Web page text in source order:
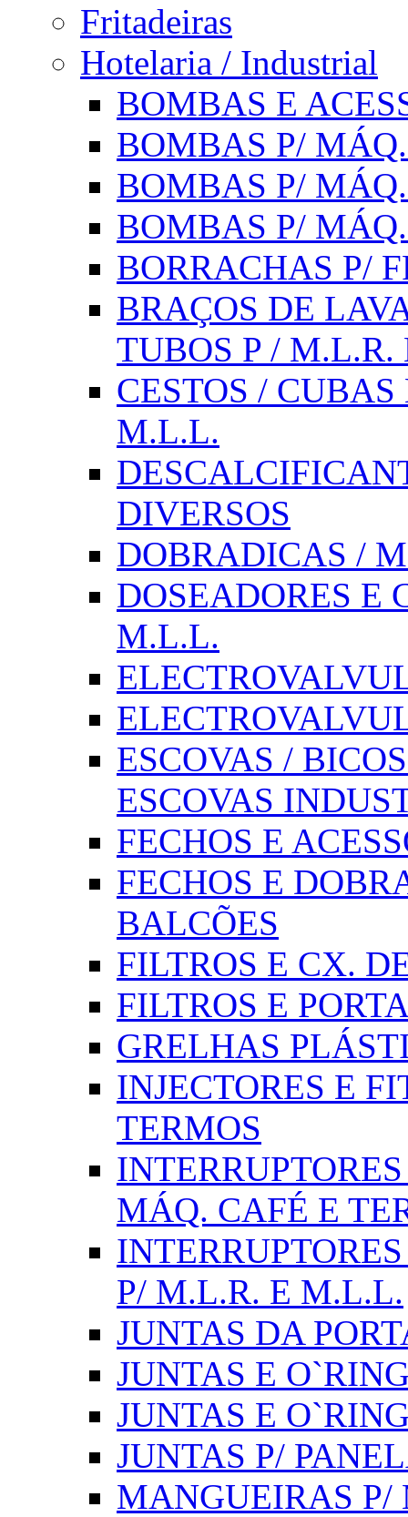
Fritadeiras
Hotelaria / Industrial
BOMBAS E
BOMBAS P/
BOMBAS P/
BOMBAS P/
BORRACHAS P/
BRAÇOS DE
TUBOS P /
CESTOS /
M.L.L.
DIVERSOS
DOBRADICAS /
DOSEADORES E
M.L.L.
ESCOVAS /
ESCOVAS
FECHOS E
FECHOS E
BALCÕES
FILTROS E CX.
FILTROS E
GRELHAS
INJECTORES E
TERMOS
MÁQ. CAFÉ E
P/ M.L.R. E M.L.L.
JUNTAS DA
JUNTAS E
JUNTAS E
JUNTAS P/
MANGUEIRAS